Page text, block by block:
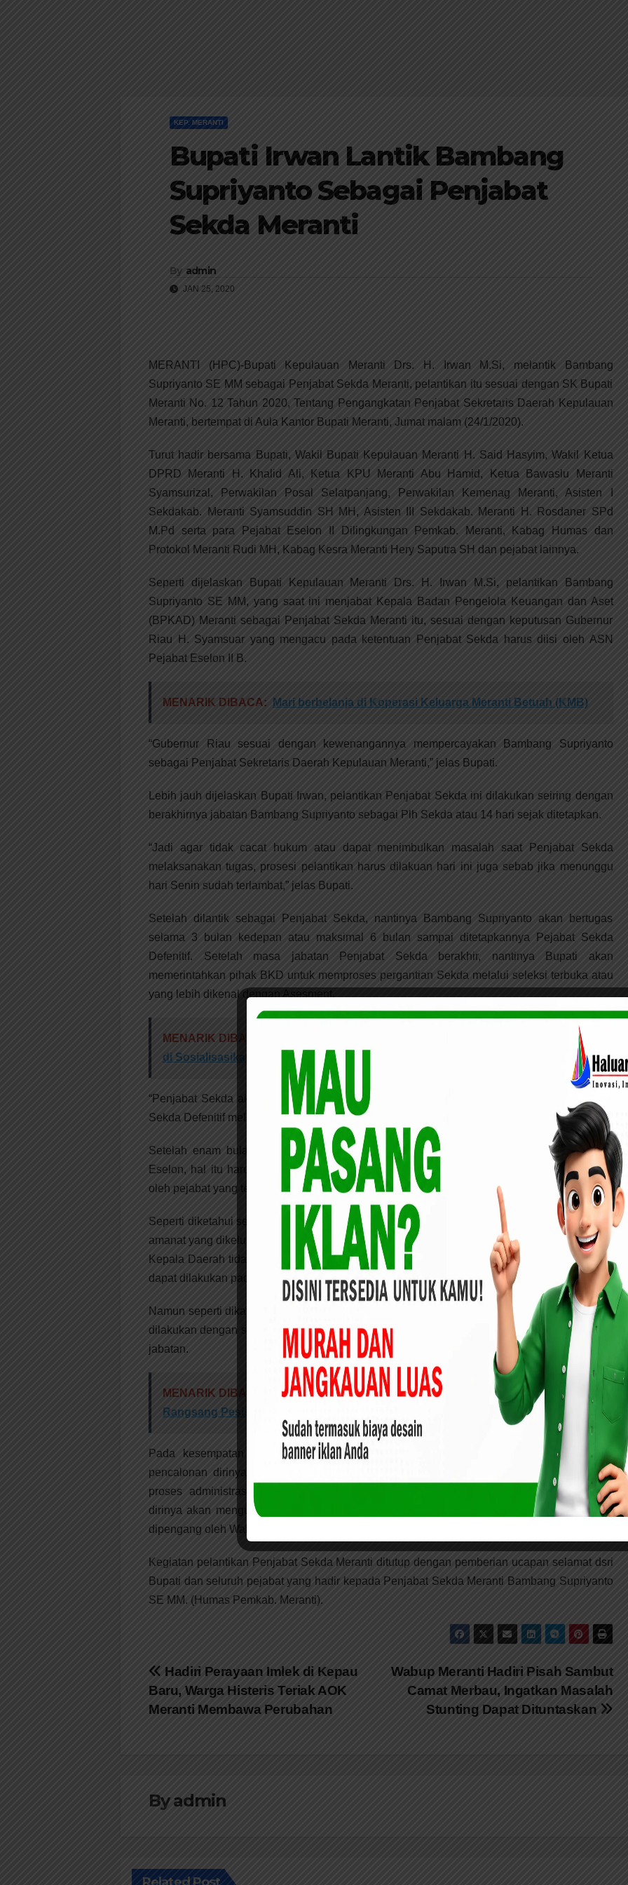
KEP. MERANTI
Bupati Irwan Lantik Bambang
Supriyanto Sebagai Penjabat
Sekda Meranti
By admin
JAN 25, 2020
MERANTI (HPC)-Bupati Kepulauan Meranti Drs. H. Irwan M.Si, melantik Bambang
Supriyanto SE MM sebagai Penjabat Sekda Meranti, pelantikan itu sesuai dengan SK Bupati
Meranti No. 12 Tahun 2020, Tentang Pengangkatan Penjabat Sekretaris Daerah Kepulauan
Meranti, bertempat di Aula Kantor Bupati Meranti, Jumat malam (24/1/2020).
Turut hadir bersama Bupati, Wakil Bupati Kepulauan Meranti H. Said Hasyim, Wakil Ketua
DPRD Meranti H. Khalid Ali, Ketua KPU Meranti Abu Hamid, Ketua Bawaslu Meranti
Syamsurizal, Perwakilan Posal Selatpanjang, Perwakilan Kemenag Meranti, Asisten I
Sekdakab. Meranti Syamsuddin SH MH, Asisten III Sekdakab. Meranti H. Rosdaner SPd
M.Pd serta para Pejabat Eselon II Dilingkungan Pemkab. Meranti, Kabag Humas dan
Protokol Meranti Rudi MH, Kabag Kesra Meranti Hery Saputra SH dan pejabat lainnya.
Seperti dijelaskan Bupati Kepulauan Meranti Drs. H. Irwan M.Si, pelantikan Bambang
Supriyanto SE MM, yang saat ini menjabat Kepala Badan Pengelola Keuangan dan Aset
(BPKAD) Meranti sebagai Penjabat Sekda Meranti itu, sesuai dengan keputusan Gubernur
Riau H. Syamsuar yang mengacu pada ketentuan Penjabat Sekda harus diisi oleh ASN
Pejabat Eselon II B.
MENARIK DIBACA: Mari berbelanja di Koperasi Keluarga Meranti Betuah (KMB)
“Gubernur Riau sesuai dengan kewenangannya mempercayakan Bambang Supriyanto
sebagai Penjabat Sekretaris Daerah Kepulauan Meranti,” jelas Bupati.
Lebih jauh dijelaskan Bupati Irwan, pelantikan Penjabat Sekda ini dilakukan seiring dengan
berakhirnya jabatan Bambang Supriyanto sebagai Plh Sekda atau 14 hari sejak ditetapkan.
“Jadi agar tidak cacat hukum atau dapat menimbulkan masalah saat Penjabat Sekda
melaksanakan tugas, prosesi pelantikan harus dilakuan hari ini juga sebab jika menunggu
hari Senin sudah terlambat,” jelas Bupati.
Setelah dilantik sebagai Penjabat Sekda, nantinya Bambang Supriyanto akan bertugas
selama 3 bulan kedepan atau maksimal 6 bulan sampai ditetapkannya Pejabat Sekda
Defenitif. Setelah masa jabatan Penjabat Sekda berakhir, nantinya Bupati akan
memerintahkan pihak BKD untuk memproses pergantian Sekda melalui seleksi terbuka atau
yang lebih dikenal dengan Asesment.
MENARIK DIBACA:
Kunjungi Penggiat Lingkungan, Kadis DLHK Meranti Mintak
di Sosialisasikan ke Masyarakat
“Penjabat Sekda akan menjabat selama 6 bulan atau 2 kali 3 bulan, sampai ditetapkannya
Sekda Defenitif melalui seleksi terbuka (Open Bidding),” papar Bupati.
Setelah enam bulan kedepan Pemkab. Meranti akan melakukan lagi pelantikan Pejabat
Eselon, hal itu harus dilakukan untuk mengisi kekosongan kursi jabatan yang ditinggalkan
oleh pejabat yang terpilih sebagai Sekda Defenitif.
Seperti diketahui sebelumnya,Bupati Meranti Drs. Irwan M.Si, menyampaikan sesuai dengan
amanat yang dikeluarkan pihak Bawaslu 6 bulan sebelum penetapan calon Pilkada serentak,
Kepala Daerah tidak dibenarkan lagi melakukan promosi dan pelantikan pejabat hal itu baru
dapat dilakukan pada 20 bulan yang akan datang atau tepatnya pada bulan September 2021.
Namun seperti dikatakan Bupati Irwan untuk situasi tertentu promosi dan pelantikan itu dapat
dilakukan dengan syarat atas seizin Gubernur Riau dan Mendagri untuk mengisi kekosongan
jabatan.
MENARIK DIBACA:
Musrenbang Kecamatan Rangsang, Jalan Poros ke
Rangsang Pesisir Jadi Prioritas
Pada kesempatan itu, Bupati Meranti Drs. H. Irwan M.Si, juga menyinggung tentang
pencalonan dirinya sebagai Wakil Gubernur Kepri pada Pilkada yang akan datang, jika
proses administrasinya berjalan lancar kemungkinan besar pada Juli 2020 mendatang
dirinya akan mengundurkan diri sebagai Bupati Meranti dan Jabatan Bupati otomatis akan
dipengang oleh Wakil Bupati H. Said Hasyim.
Kegiatan pelantikan Penjabat Sekda Meranti ditutup dengan pemberian ucapan selamat dsri
Bupati dan seluruh pejabat yang hadir kepada Penjabat Sekda Meranti Bambang Supriyanto
SE MM. (Humas Pemkab. Meranti).
Navigasi
pos
Wabup Meranti Hadiri Pisah Sambut
Camat Merbau, Ingatkan Masalah
Stunting Dapat Dituntaskan
Hadiri Perayaan Imlek di Kepau
Baru, Warga Histeris Teriak AOK
Meranti Membawa Perubahan
Byadmin